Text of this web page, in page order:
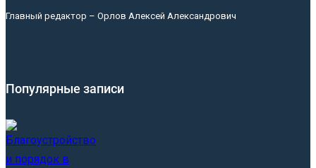
Главный редактор – Орлов Алексей Александрович
Популярные записи